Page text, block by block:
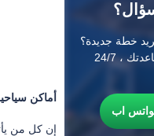
أماكن
إن كل من
خطة جديدة؟
اب